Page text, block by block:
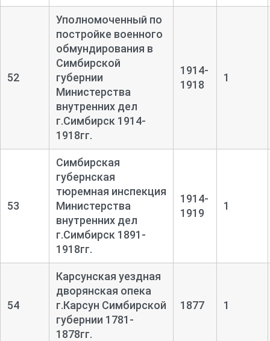
52
Уполномоченный по
постройке военного
обмундирования в
Симбирской
губернии
Министерства
внутренних дел
г.Симбирск 1914-
1918гг.
1914-
1918
1
53
Симбирская
губернская
тюремная инспекция
Министерства
внутренних дел
г.Симбирск 1891-
1918гг.
1914-
1919
1
54
Карсунская уездная
дворянская опека
г.Карсун Симбирской
губернии 1781-
1878гг.
1877 1